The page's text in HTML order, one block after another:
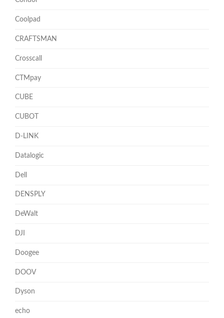
Coolpad
CRAFTSMAN
Crosscall
CTMpay
CUBE
CUBOT
D-LINK
Datalogic
Dell
DENSPLY
DeWalt
DJI
Doogee
DOOV
Dyson
echo